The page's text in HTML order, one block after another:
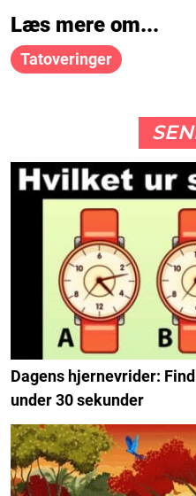
Læs mere om...
Tatoveringer
Dagens hjernevrider:
under 30 sekunder